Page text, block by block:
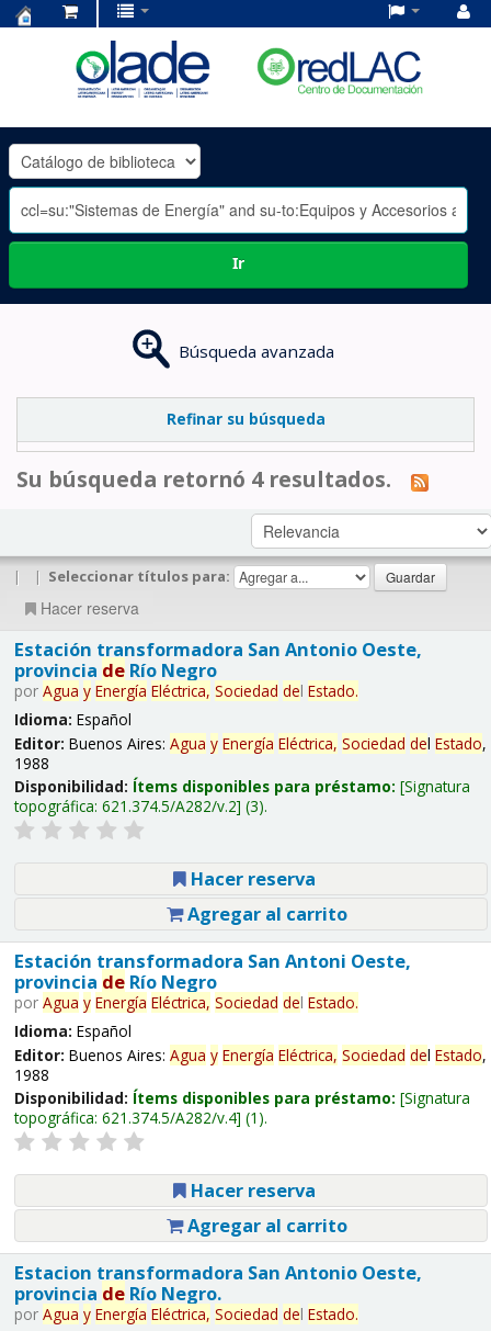
OLADE
-
Ir
Búsqueda avanzada
Refinar su búsqueda
Su búsqueda retornó 4 resultados.
| | Seleccionar títulos para:
Hacer reserva
Estación transformadora San Antonio Oeste,
provincia deRío Negro
por Agua y Energía Eléctrica, Sociedad del Estado.
Idioma: Español
Editor: Buenos Aires: Agua y Energía Eléctrica, Sociedad del Estado,
1988
Disponibilidad: Ítems disponibles para préstamo: Signatura
topográfica: 621.374.5/A282/v.2 (3).
Hacer reserva
Agregar al carrito
Estación transformadora San Antoni Oeste,
provincia deRío Negro
por Agua y Energía Eléctrica, Sociedad del Estado.
Idioma: Español
Editor: Buenos Aires: Agua y Energía Eléctrica, Sociedad del Estado,
1988
Disponibilidad: Ítems disponibles para préstamo: Signatura
topográfica: 621.374.5/A282/v.4 (1).
Hacer reserva
Agregar al carrito
Estacion transformadora San Antonio Oeste,
provincia deRío Negro.
por Agua y Energía Eléctrica, Sociedad del Estado.